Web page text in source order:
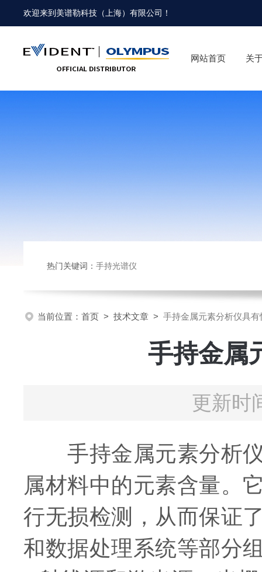
欢迎来到 美谱勒科技（上海）有限公司 ！
网站首页 关
热门关键词： 手持光谱仪
当前位置： 首页 > 技术文章 > 手持金属元素分析仪具
手持金属
更新时
手持金属元素分析仪
属材料中的元素含量。
行无损检测，从而保证
和数据处理系统等部分